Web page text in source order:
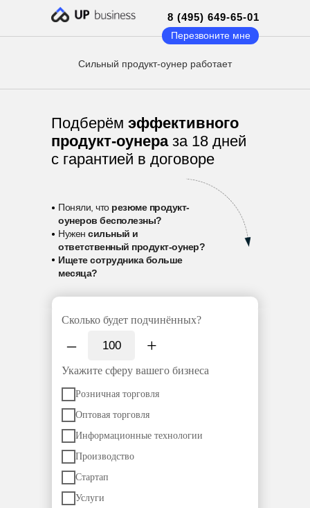
Сильный продукт-оунер работает
8 (495) 649-65-01
Перезвоните мне
Подберём эффективного
продукт-оунераза 18 дней
с гарантией в договоре
Поняли, что резюме продукт-
оунеров бесполезны?
Нужен сильный и
ответственный продукт-оунер?
Ищете сотрудника больше
месяца?
•
•
•
Сколько будет подчинённых?
– +
Укажите сферу вашего бизнеса
Розничная торговля
Оптовая торговля
Информационные технологии
Производство
Стартап
Услуги